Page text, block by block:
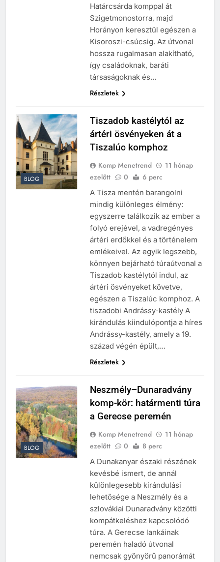
Határcsárda komppal át
Szigetmonostorra, majd
Horányon keresztül egészen a
Kisoroszi-csúcsig. Az útvonal
hossza rugalmasan alakítható,
így családoknak, baráti
társaságoknak és…
Részletek
BLOG
Tiszadob kastélytól az
ártéri ösvényeken át a
Tiszalúc komphoz
Komp Menetrend
11 hónap
ezelőtt
0 6 perc
A Tisza mentén barangolni
mindig különleges élmény:
egyszerre találkozik az ember a
folyó erejével, a vadregényes
ártéri erdőkkel és a történelem
emlékeivel. Az egyik legszebb,
könnyen bejárható túraútvonal a
Tiszadob kastélytól indul, az
ártéri ösvényeket követve,
egészen a Tiszalúc komphoz. A
tiszadobi Andrássy-kastély A
kirándulás kiindulópontja a híres
Andrássy-kastély, amely a 19.
század végén épült,…
Részletek
BLOG
Neszmély–Dunaradvány
komp-kör: határmenti túra
a Gerecse peremén
Komp Menetrend
11 hónap
ezelőtt
0 8 perc
A Dunakanyar északi részének
kevésbé ismert, de annál
különlegesebb kirándulási
lehetősége a Neszmély és a
szlovákiai Dunaradvány közötti
kompátkeléshez kapcsolódó
túra. A Gerecse lankáinak
peremén haladó útvonal
nemcsak gyönyörű panorámát